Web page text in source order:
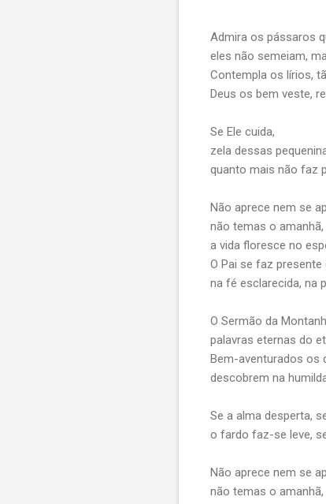
Admira os pássaros
eles não semeiam,
Contempla os lírios,
Deus os bem veste,
Se Ele cuida,
zela dessas
quanto mais não faz
Não aprece nem se
não temas o
a vida floresce no
O Pai se faz
na fé esclarecida, na
O Sermão da
palavras eternas do
Bem-aventurados os
descobrem na
Se a alma desperta,
o fardo faz-se leve,
Não aprece nem se
não temas o